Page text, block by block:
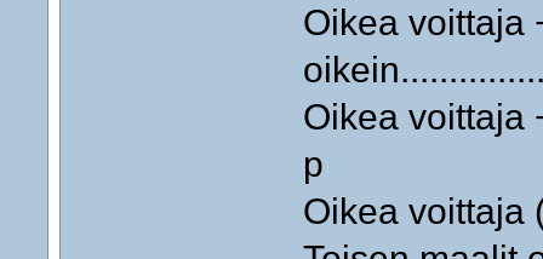
Oikea voittaja
Oikea voittaja
p
Oikea voittaja